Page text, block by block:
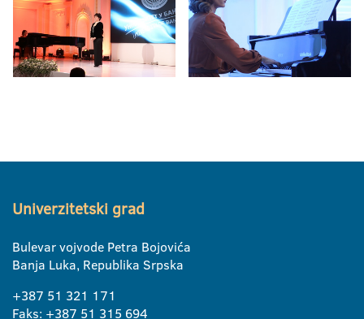
Univerzitetski grad
Bulevar vojvode Petra Bojovića
Banja Luka, Republika Srpska
+387 51 321 171
Faks: +387 51 315 694